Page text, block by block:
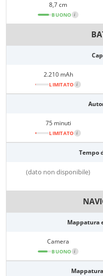
8,7 cm
BUONO i
2.210 mAh
LIMITATO i
75 minuti
LIMITATO i
Tempo
(dato non disponibile)
Mappatura
Camera
BUONO i